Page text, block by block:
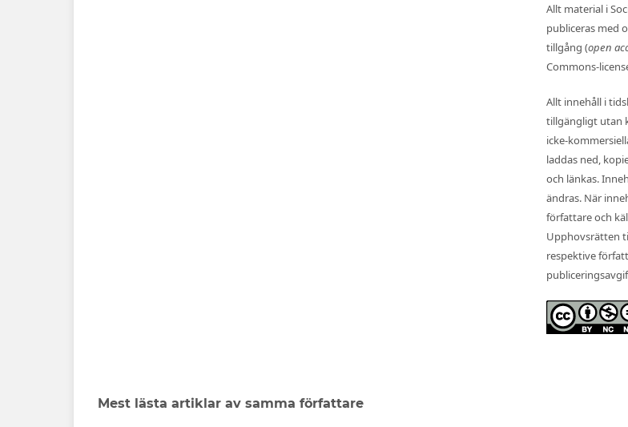
Allt material i
publiceras med
tillgång (open
Commons-
Allt innehåll i
tillgängligt utan
icke-
laddas ned,
och länkas.
ändras. När
författare och
Upphovsrätten
respektive
Mest lästa artiklar av samma författare